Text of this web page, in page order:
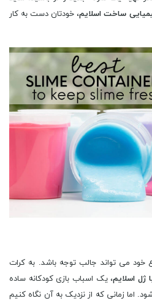
ساخت اسلایم، خودتان دست به کار
خود می تواند جالب توجه باشد. به کرات
ژل اسلایم، یک اسباب بازی کودکانه ساده
اما زمانی که از نزدیک به آن نگاه کنیم